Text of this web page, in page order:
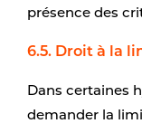
présence des
6.5. Droit à la
Dans certaines
demander la